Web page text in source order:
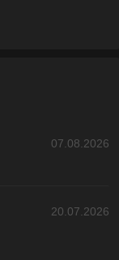
07.08.2026
20.07.2026